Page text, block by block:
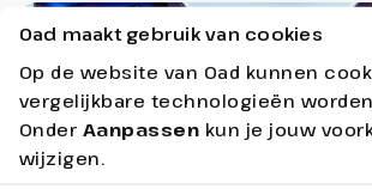
Oad maakt gebruik van cookies
Op de website van Oad kunnen
vergelijkbare technologieën
Onder Aanpassen kun je jouw
wijzigen.